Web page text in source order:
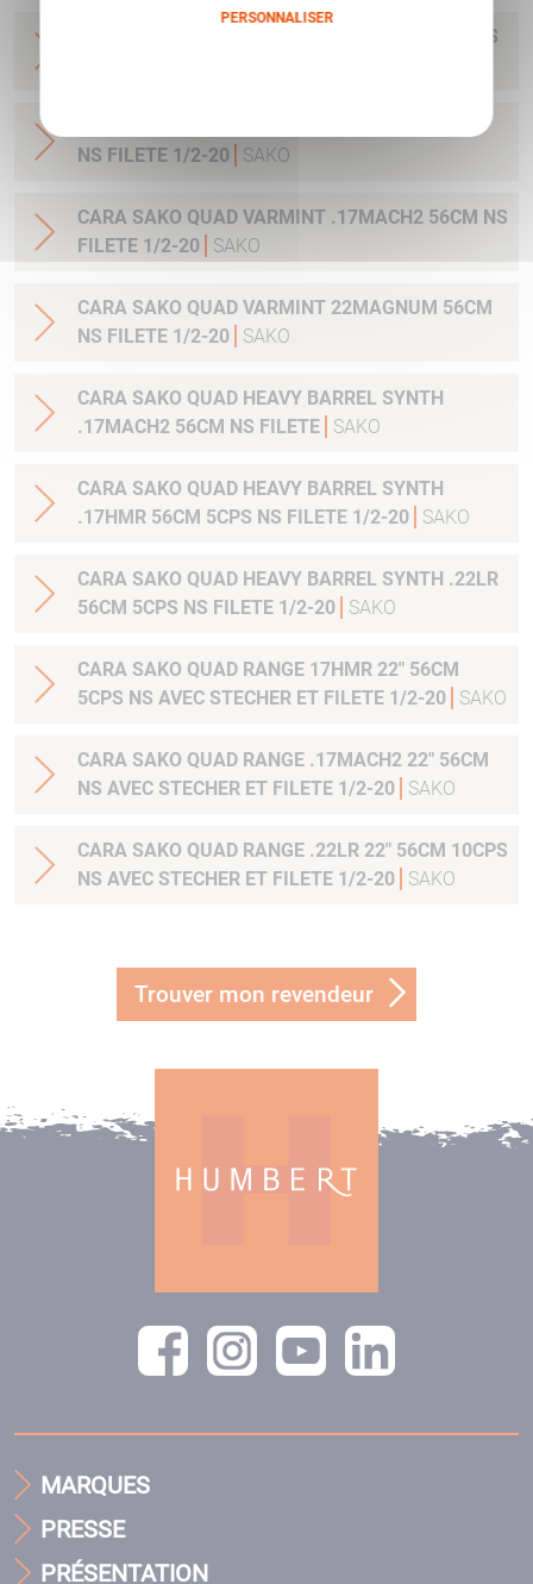
CARA SAKO QUAD SYNTH .22LR 56CM 5CPS WS
NS FILETE 1/2-20
SAKO
CARA SAKO QUAD VARMINT .17MACH2 56CM NS
FILETE 1/2-20
SAKO
CARA SAKO QUAD VARMINT 22MAGNUM 56CM
NS FILETE 1/2-20
SAKO
CARA SAKO QUAD HEAVY BARREL SYNTH
.17MACH2 56CM NS FILETE
SAKO
CARA SAKO QUAD HEAVY BARREL SYNTH
.17HMR 56CM 5CPS NS FILETE 1/2-20
SAKO
CARA SAKO QUAD HEAVY BARREL SYNTH .22LR
56CM 5CPS NS FILETE 1/2-20
SAKO
CARA SAKO QUAD RANGE 17HMR 22" 56CM
5CPS NS AVEC STECHER ET FILETE 1/2-20
SAKO
CARA SAKO QUAD RANGE .17MACH2 22" 56CM
NS AVEC STECHER ET FILETE 1/2-20
SAKO
CARA SAKO QUAD RANGE .22LR 22" 56CM 10CPS
NS AVEC STECHER ET FILETE 1/2-20
SAKO
Trouver mon revendeur
MARQUES
PRESSE
PRÉSENTATION
PERSONNALISER